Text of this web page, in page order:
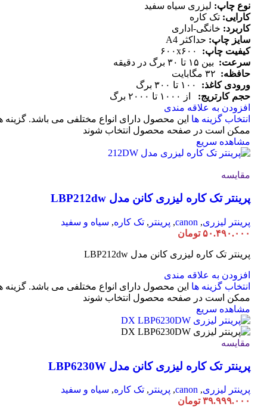
نوع چاپ: لیزری سیاه سفید
کارایی: تک کاره
کاربرد: خانگی-اداری
سایز چاپ: حداکثر A4
کیفیت چاپ:
۶۰۰x۶۰۰
سرعت: بین ۱۵ تا ۳۰ برگ در دقیقه
حافظه: ۳۲ مگابایت
ورودی کاغذ:
۱۰۰ تا ۳۰۰ برگ
حجم کارتریج:
از ۱۰۰۰ تا ۲۰۰۰ برگ
افزودن به علاقه مندی
انتخاب گزینه ها این محصول دارای انواع مختلفی می باشد. گزینه
ممکن است در صفحه محصول انتخاب شوند
مشاهده سریع
مقایسه
پرینتر تک کاره لیزری کانن مدل LBP212dw
پرینتر لیزری,
canon
, پرینتر , تک کاره, سیاه و سفید
۵۰.۴۹۰.۰۰۰ تومان
پرینتر تک کاره لیزری کانن مدل LBP212dw
افزودن به علاقه مندی
انتخاب گزینه ها این محصول دارای انواع مختلفی می باشد. گزینه
ممکن است در صفحه محصول انتخاب شوند
مشاهده سریع
مقایسه
پرینتر تک کاره لیزری کانن مدل LBP6230W
پرینتر لیزری,
canon
, پرینتر , تک کاره, سیاه و سفید
۳۹.۹۹۹.۰۰۰ تومان